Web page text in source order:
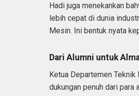
Hadi juga menekankan
lebih cepat di dunia
Mesin. Ini bentuk nyata
Dari Alumni untuk
Ketua Departemen Teknik
dukungan penuh dari para